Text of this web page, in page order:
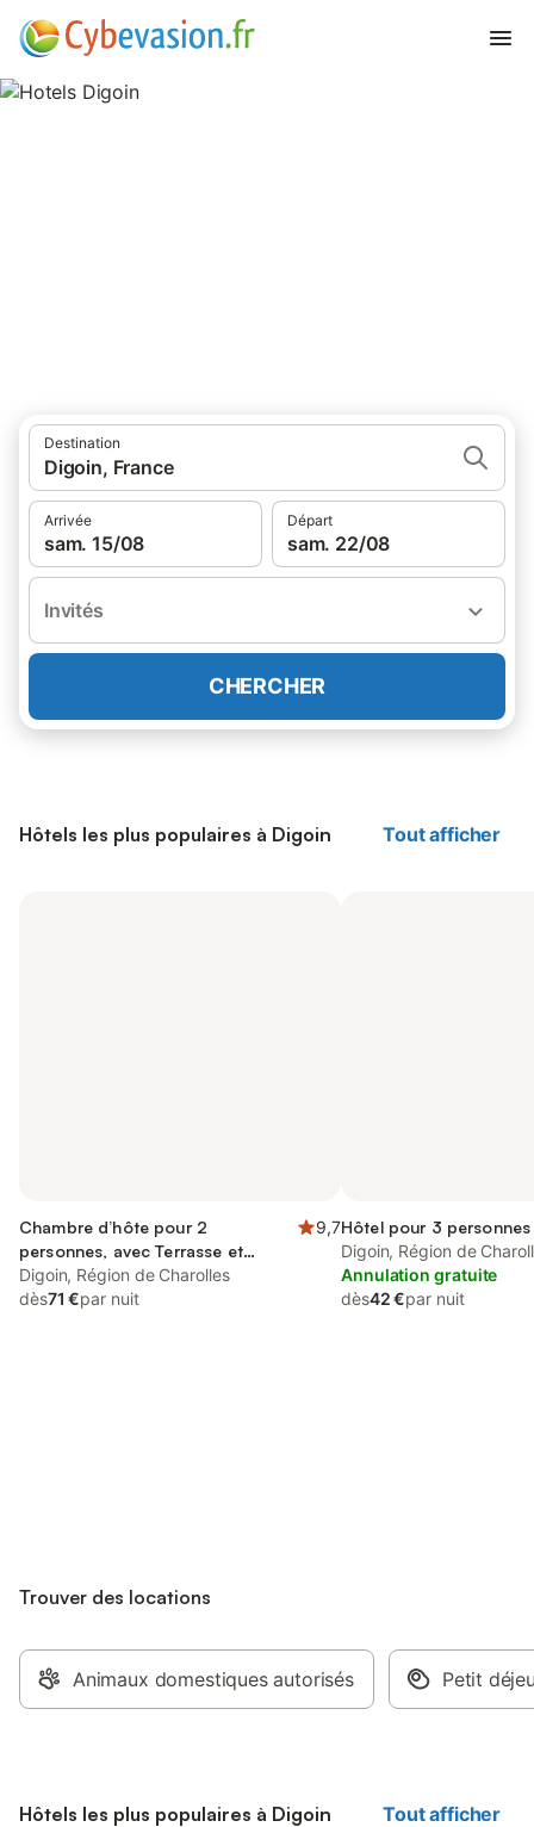
Destination
Digoin, France
Arrivée
sam. 15/08
Départ
sam. 22/08
Invités
CHERCHER
Hôtels les plus populaires à Digoin Tout afficher
Chambre d’hôte pour 2
personnes, avec Terrasse et
Jardin
9,7
Digoin, Région de Charolles
dès71 €par nuit
Hôtel pour 3 personnes
Digoin, Région de
Annulation gratuite
dès42 €par nuit
Trouver des locations
Animaux domestiques autorisés Petit
Hôtels les plus populaires à Digoin Tout afficher